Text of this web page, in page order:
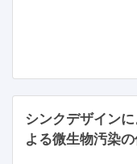
シンクデザイン
よる微生物汚染